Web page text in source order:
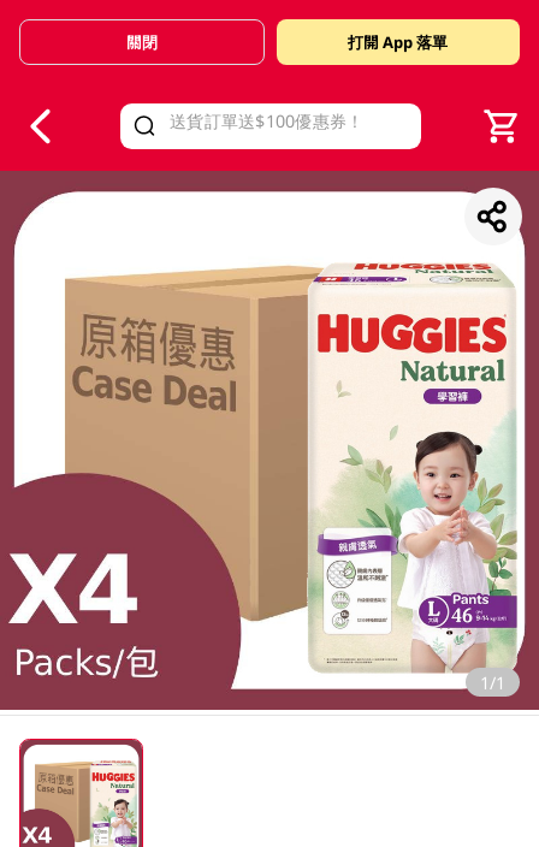
Valid Until 30 June 2026
關閉 打開 App 落單
1/1